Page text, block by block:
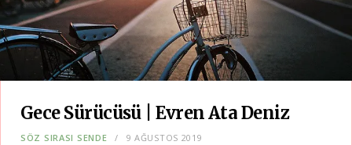
Gece Sürücüsü | Evren Ata Deniz
SÖZ SIRASI SENDE 9 AĞUSTOS 2019